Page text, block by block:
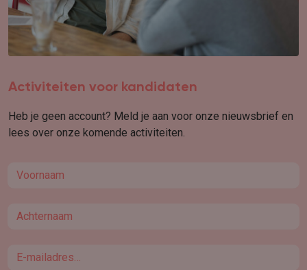
Activiteiten voor kandidaten
Heb je geen account? Meld je aan voor onze nieuwsbrief en
lees over onze komende activiteiten.
First name
Last name
Email